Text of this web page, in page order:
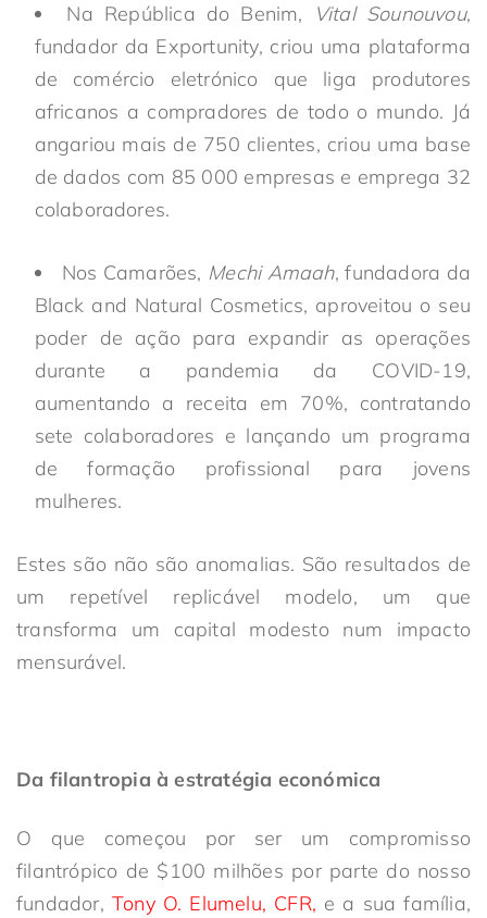
Na República do Benim, Vital Sounouvou,
fundador da Exportunity, criou uma plataforma
de comércio eletrónico que liga produtores
africanos a compradores de todo o mundo. Já
angariou mais de 750 clientes, criou uma base
de dados com 85 000 empresas e emprega 32
colaboradores.
Nos Camarões, Mechi Amaah, fundadora da
Black and Natural Cosmetics, aproveitou o seu
poder de ação para expandir as operações
durante a pandemia da COVID-19,
aumentando a receita em 70%, contratando
sete colaboradores e lançando um programa
de formação profissional para jovens
mulheres.
Estes são não são anomalias. São resultados de
um repetível replicável modelo, um que
transforma um capital modesto num impacto
mensurável.
Da filantropia à estratégia económica
O que começou por ser um compromisso
filantrópico de $100 milhões por parte do nosso
fundador, Tony O. Elumelu, CFR, e a sua família,